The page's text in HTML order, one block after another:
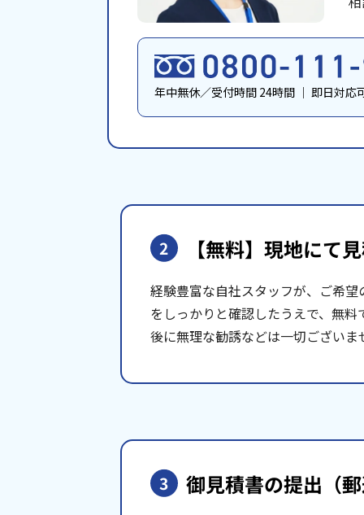
年中無休／受付時間 24時間 ｜ 即日対応
2 【無料】現地にて
経験豊富な自社スタッフが、ご希
をしっかりと確認したうえで、無
後に無理な勧誘などは一切ござい
3 御見積書の提出 （